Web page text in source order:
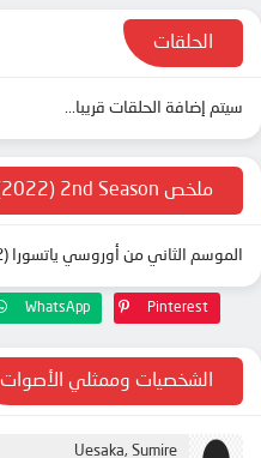
الحلقات
سيتم إضافة الحلقات قريبا...
ملخص Urusei Yatsura (2022) 2nd Season
الموسم الثاني من أوروسي ياتسورا (2022).
WhatsApp Pinterest
الشخصيات وممثلي الأصوات
Uesaka, Sumire